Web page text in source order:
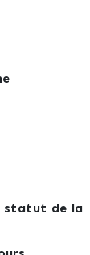
statut de la